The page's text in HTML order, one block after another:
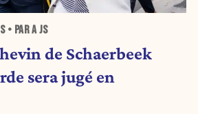
• PAR A JS
de Schaerbeek
sera jugé en